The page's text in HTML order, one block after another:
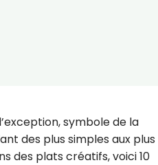
symbole de la
des plus simples aux plus
des plats créatifs, voici 10